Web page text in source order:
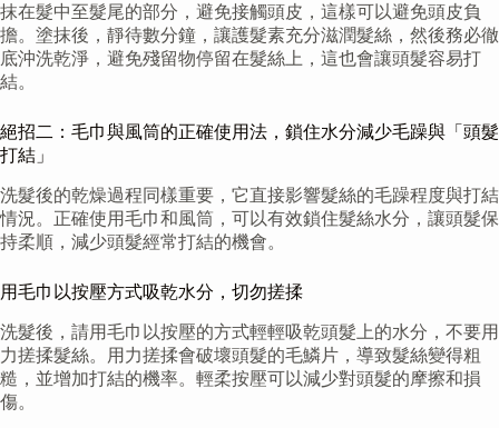
抹在髮中至髮尾的部分，避免接觸頭皮，這樣可以避免頭皮負
擔。塗抹後，靜待數分鐘，讓護髮素充分滋潤髮絲，然後務必徹
底沖洗乾淨，避免殘留物停留在髮絲上，這也會讓頭髮容易打
結。
絕招二：毛巾與風筒的正確使用法，鎖住水分減少毛躁與「頭髮
打結」
洗髮後的乾燥過程同樣重要，它直接影響髮絲的毛躁程度與打結
情況。正確使用毛巾和風筒，可以有效鎖住髮絲水分，讓頭髮保
持柔順，減少頭髮經常打結的機會。
用毛巾以按壓方式吸乾水分，切勿搓揉
洗髮後，請用毛巾以按壓的方式輕輕吸乾頭髮上的水分，不要用
力搓揉髮絲。用力搓揉會破壞頭髮的毛鱗片，導致髮絲變得粗
糙，並增加打結的機率。輕柔按壓可以減少對頭髮的摩擦和損
傷。